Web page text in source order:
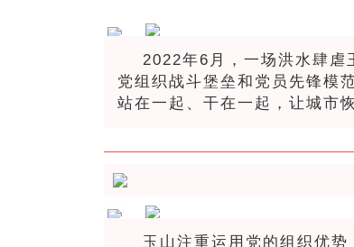
2022年6月，一场洪水肆虐
党组织战斗堡垒和党员先锋模
站在一起、干在一起，让城市
玉山注重运用党的组织优